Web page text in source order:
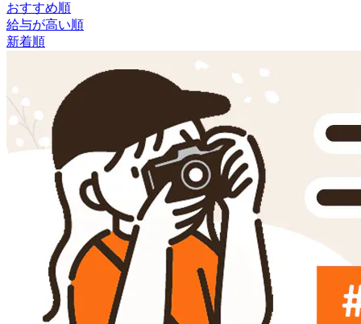
おすすめ順
給与が高い順
新着順